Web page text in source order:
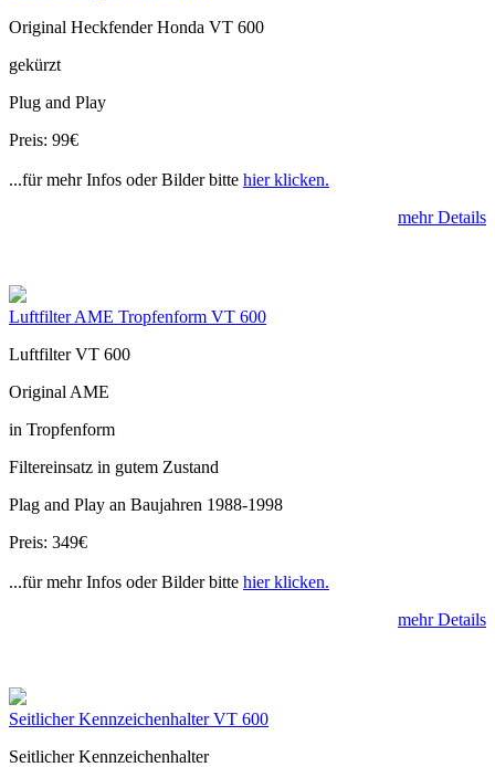
Original Heckfender Honda VT 600
gekürzt
Plug and Play
Preis: 99€
...für mehr Infos oder Bilder bitte hier klicken.
mehr Details
Luftfilter AME Tropfenform VT 600
Luftfilter VT 600
Original AME
in Tropfenform
Filtereinsatz in gutem Zustand
Plag and Play an Baujahren 1988-1998
Preis: 349€
...für mehr Infos oder Bilder bitte hier klicken.
mehr Details
Seitlicher Kennzeichenhalter VT 600
Seitlicher Kennzeichenhalter